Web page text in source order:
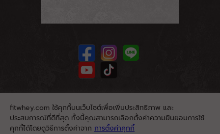
fitwhey.com ใช้คุกกี้บนเว็บไซต์เพื่อเพิ่มประสิทธิภาพ และ
ประสบการณ์ที่ดีที่สุด ทั้งนี้คุณสามารถเลือกตั้งค่าความยินยอมการใช้
คุกกี้ได้โดยดูวิธีการตั้งค่าจาก การตั้งค่าคุกกี้